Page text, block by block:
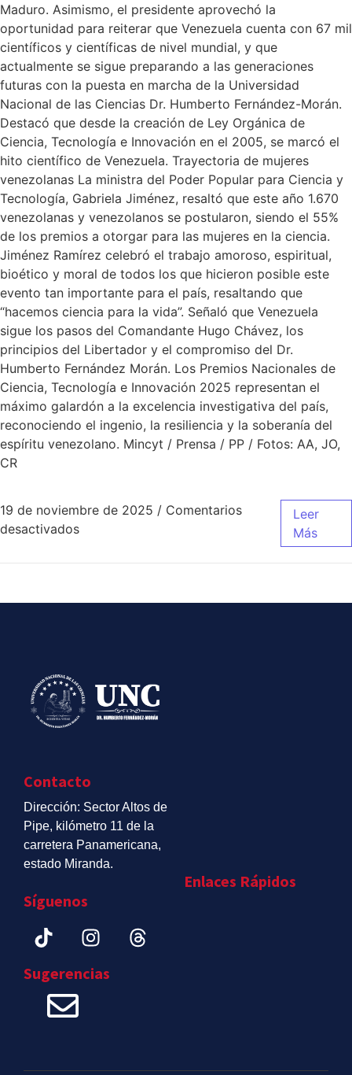
Maduro. Asimismo, el presidente aprovechó la
oportunidad para reiterar que Venezuela cuenta con 67 mil
científicos y científicas de nivel mundial, y que
actualmente se sigue preparando a las generaciones
futuras con la puesta en marcha de la Universidad
Nacional de las Ciencias Dr. Humberto Fernández-Morán.
Destacó que desde la creación de Ley Orgánica de
Ciencia, Tecnología e Innovación en el 2005, se marcó el
hito científico de Venezuela. Trayectoria de mujeres
venezolanas La ministra del Poder Popular para Ciencia y
Tecnología, Gabriela Jiménez, resaltó que este año 1.670
venezolanas y venezolanos se postularon, siendo el 55%
de los premios a otorgar para las mujeres en la ciencia.
Jiménez Ramírez celebró el trabajo amoroso, espiritual,
bioético y moral de todos los que hicieron posible este
evento tan importante para el país, resaltando que
“hacemos ciencia para la vida”. Señaló que Venezuela
sigue los pasos del Comandante Hugo Chávez, los
principios del Libertador y el compromiso del Dr.
Humberto Fernández Morán. Los Premios Nacionales de
Ciencia, Tecnología e Innovación 2025 representan el
máximo galardón a la excelencia investigativa del país,
reconociendo el ingenio, la resiliencia y la soberanía del
espíritu venezolano. Mincyt / Prensa / PP / Fotos: AA, JO,
CR
19 de noviembre de 2025 / Comentarios
desactivados
Leer
Más
Contacto
Dirección: Sector Altos de
Pipe, kilómetro 11 de la
carretera Panamericana,
estado Miranda.
Síguenos
Sugerencias
Enlaces Rápidos